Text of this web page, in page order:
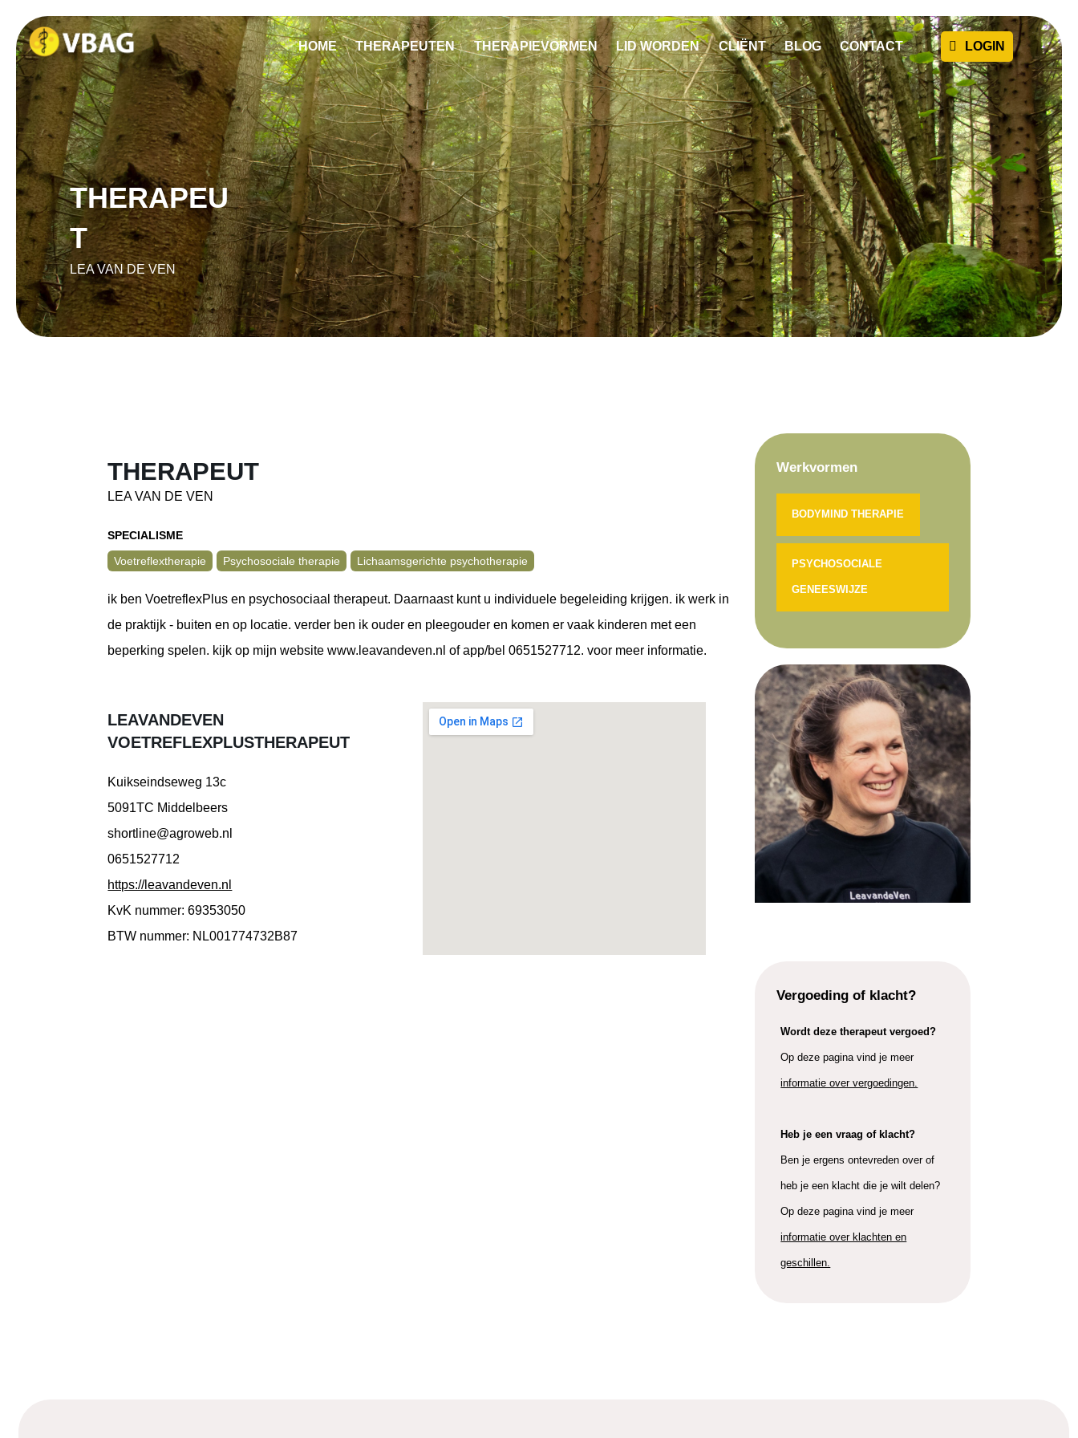
HOME THERAPEUTEN THERAPIEVORMEN LID WORDEN CLIËNT BLOG CONTACT
THERAPEU
T
LEA VAN DE VEN
THERAPEUT
LEA VAN DE VEN
SPECIALISME
Voetreflextherapie
Psychosociale therapie Lichaamsgerichte psychotherapie
ik ben VoetreflexPlus en psychosociaal therapeut. Daarnaast kunt u individuele begeleiding krijgen. ik werk in
de praktijk - buiten en op locatie. verder ben ik ouder en pleegouder en komen er vaak kinderen met een
beperking spelen. kijk op mijn website www.leavandeven.nl of app/bel 0651527712. voor meer informatie.
LEAVANDEVEN
VOETREFLEXPLUSTHERAPEUT
Kuikseindseweg 13c
5091TC Middelbeers
shortline@agroweb.nl
0651527712
https://leavandeven.nl
KvK nummer: 69353050
BTW nummer: NL001774732B87
Werkvormen
BODYMIND THERAPIE
PSYCHOSOCIALE
GENEESWIJZE
Vergoeding of klacht?
Wordt deze therapeut vergoed?
Op deze pagina vind je meer
informatie over vergoedingen.
Heb je een vraag of klacht?
Ben je ergens ontevreden over of
heb je een klacht die je wilt delen?
Op deze pagina vind je meer
informatie over klachten en
geschillen.